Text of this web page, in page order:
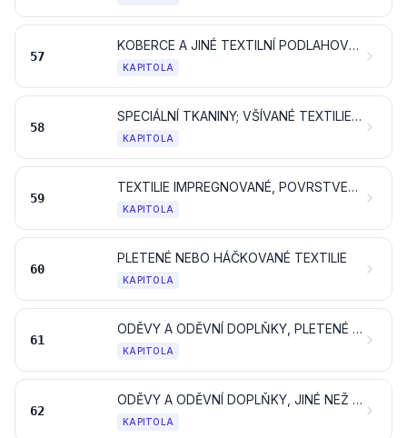
57
KOBERCE A JINÉ TEXTILNÍ PODLAHOVÉ KRYTINY
KAPITOLA
58
SPECIÁLNÍ TKANINY; VŠÍVANÉ TEXTILIE; KRAJKY; TAPISERIE; PRÝMKAŘSKÉ VÝROBKY; VÝŠIVKY
KAPITOLA
59
TEXTILIE IMPREGNOVANÉ, POVRSTVENÉ, POTAŽENÉ NEBO LAMINOVANÉ; TEXTILNÍ VÝROBKY VHODNÉ PRO PRŮMYSLOVÉ POUŽITÍ
KAPITOLA
60
PLETENÉ NEBO HÁČKOVANÉ TEXTILIE
KAPITOLA
61
ODĚVY A ODĚVNÍ DOPLŇKY, PLETENÉ NEBO HÁČKOVANÉ
KAPITOLA
62
ODĚVY A ODĚVNÍ DOPLŇKY, JINÉ NEŽ PLETENÉ NEBO HÁČKOVANÉ
KAPITOLA